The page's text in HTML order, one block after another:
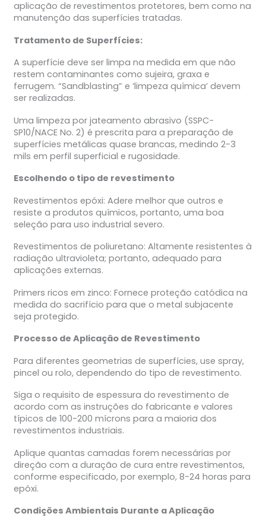
aplicação de revestimentos protetores, bem como na
manutenção das superfícies tratadas.
Tratamento de Superfícies:
A superfície deve ser limpa na medida em que não
restem contaminantes como sujeira, graxa e
ferrugem. “Sandblasting” e ‘limpeza química’ devem
ser realizadas.
Uma limpeza por jateamento abrasivo (SSPC-
SP10/NACE No. 2) é prescrita para a preparação de
superfícies metálicas quase brancas, medindo 2-3
mils em perfil superficial e rugosidade.
Escolhendo o tipo de revestimento
Revestimentos epóxi: Adere melhor que outros e
resiste a produtos químicos, portanto, uma boa
seleção para uso industrial severo.
Revestimentos de poliuretano: Altamente resistentes à
radiação ultravioleta; portanto, adequado para
aplicações externas.
Primers ricos em zinco: Fornece proteção catódica na
medida do sacrifício para que o metal subjacente
seja protegido.
Processo de Aplicação de Revestimento
Para diferentes geometrias de superfícies, use spray,
pincel ou rolo, dependendo do tipo de revestimento.
Siga o requisito de espessura do revestimento de
acordo com as instruções do fabricante e valores
típicos de 100-200 mícrons para a maioria dos
revestimentos industriais.
Aplique quantas camadas forem necessárias por
direção com a duração de cura entre revestimentos,
conforme especificado, por exemplo, 8-24 horas para
epóxi.
Condições Ambientais Durante a Aplicação